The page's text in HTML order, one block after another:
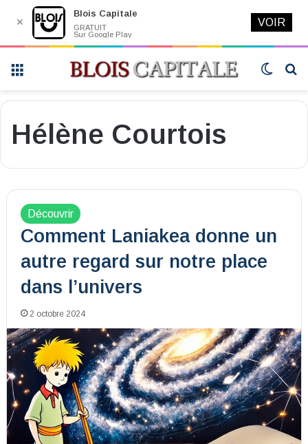
Switch
Hélène Courtois
Découvrir
Comment Laniakea donne un
autre regard sur notre place
dans l’univers
2 octobre 2024
✕
Blois Capitale
GRATUIT
Sur Google Play
VOIR